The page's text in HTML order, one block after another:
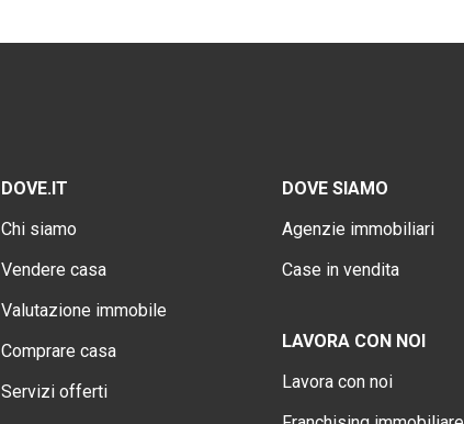
DOVE.IT
Chi siamo
Vendere casa
Valutazione immobile
Comprare casa
Servizi offerti
DOVE SIAMO
Agenzie immobiliari
Case in vendita
LAVORA CON NOI
Lavora con noi